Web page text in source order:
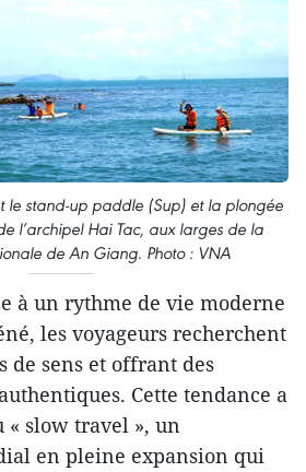
le stand-up paddle (Sup) et la plongée
l’archipel Hai Tac, aux larges de la
de An Giang. Photo : VNA
à un rythme de vie moderne
les voyageurs recherchent
de sens et offrant des
Cette tendance a
« slow travel », un
en pleine expansion qui